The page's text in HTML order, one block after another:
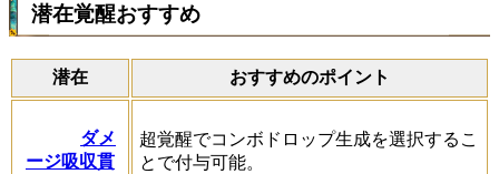
潜在覚醒おすすめ
潜在 おすすめのポイント
ダメ
ージ吸収貫
超覚醒でコンボドロップ生成を選択するこ
とで付与可能。